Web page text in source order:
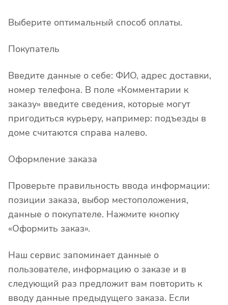
Выберите оптимальный способ оплаты.
Покупатель
Введите данные о себе: ФИО, адрес доставки,
номер телефона. В поле «Комментарии к
заказу» введите сведения, которые могут
пригодиться курьеру, например: подъезды в
доме считаются справа налево.
Оформление заказа
Проверьте правильность ввода информации:
позиции заказа, выбор местоположения,
данные о покупателе. Нажмите кнопку
«Оформить заказ».
Наш сервис запоминает данные о
пользователе, информацию о заказе и в
следующий раз предложит вам повторить к
вводу данные предыдущего заказа. Если